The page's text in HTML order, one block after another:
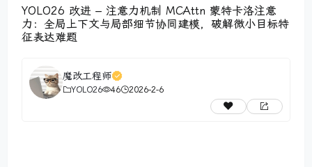
YOLO26 改进 – 注意力机制 MCAttn 蒙特卡洛注意
力：全局上下文与局部细节协同建模，破解微小目标特
征表达难题
魔改工程师
YOLO26 46 2026-2-6